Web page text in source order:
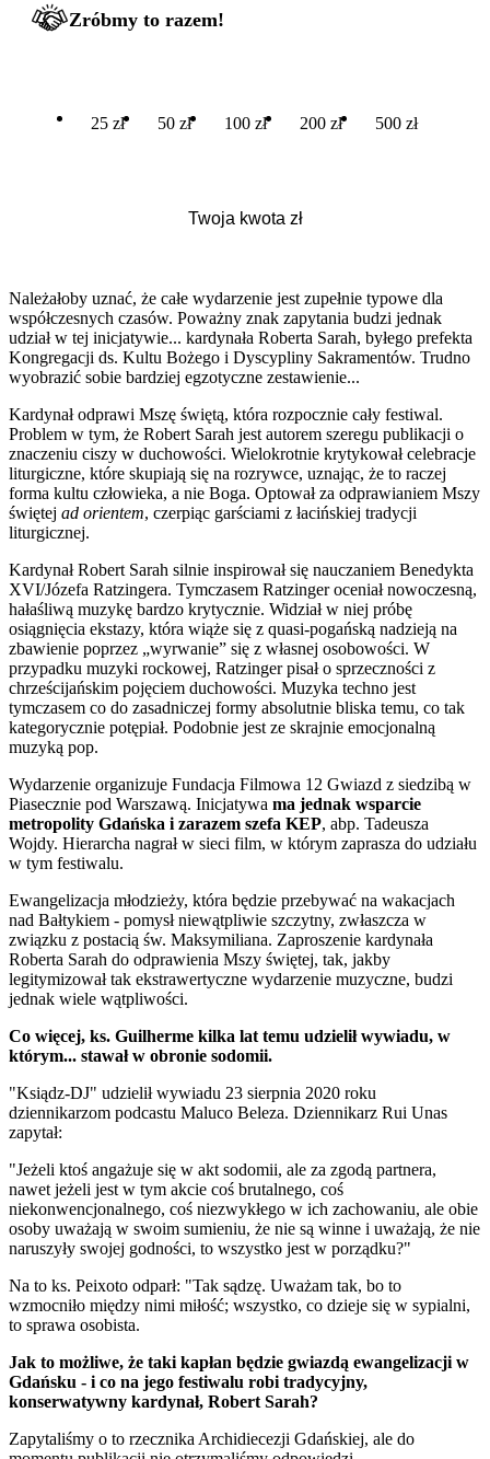
Zróbmy to razem!
25 zł 50 zł 100 zł 200 zł 500 zł
Należałoby uznać, że całe wydarzenie jest zupełnie typowe dla
współczesnych czasów. Poważny znak zapytania budzi jednak
udział w tej inicjatywie... kardynała Roberta Sarah, byłego prefekta
Kongregacji ds. Kultu Bożego i Dyscypliny Sakramentów. Trudno
wyobrazić sobie bardziej egzotyczne zestawienie...
Kardynał odprawi Mszę świętą, która rozpocznie cały festiwal.
Problem w tym, że Robert Sarah jest autorem szeregu publikacji o
znaczeniu ciszy w duchowości. Wielokrotnie krytykował celebracje
liturgiczne, które skupiają się na rozrywce, uznając, że to raczej
forma kultu człowieka, a nie Boga. Optował za odprawianiem Mszy
świętej ad orientem, czerpiąc garściami z łacińskiej tradycji
liturgicznej.
Kardynał Robert Sarah silnie inspirował się nauczaniem Benedykta
XVI/Józefa Ratzingera. Tymczasem Ratzinger oceniał nowoczesną,
hałaśliwą muzykę bardzo krytycznie. Widział w niej próbę
osiągnięcia ekstazy, która wiąże się z quasi-pogańską nadzieją na
zbawienie poprzez „wyrwanie” się z własnej osobowości. W
przypadku muzyki rockowej, Ratzinger pisał o sprzeczności z
chrześcijańskim pojęciem duchowości. Muzyka techno jest
tymczasem co do zasadniczej formy absolutnie bliska temu, co tak
kategorycznie potępiał. Podobnie jest ze skrajnie emocjonalną
muzyką pop.
Wydarzenie organizuje Fundacja Filmowa 12 Gwiazd z siedzibą w
Piasecznie pod Warszawą. Inicjatywa ma jednak wsparcie
metropolity Gdańska i zarazem szefa KEP, abp. Tadeusza
Wojdy. Hierarcha nagrał w sieci film, w którym zaprasza do udziału
w tym festiwalu.
Ewangelizacja młodzieży, która będzie przebywać na wakacjach
nad Bałtykiem - pomysł niewątpliwie szczytny, zwłaszcza w
związku z postacią św. Maksymiliana. Zaproszenie kardynała
Roberta Sarah do odprawienia Mszy świętej, tak, jakby
legitymizował tak ekstrawertyczne wydarzenie muzyczne, budzi
jednak wiele wątpliwości.
Co więcej, ks. Guilherme kilka lat temu udzielił wywiadu, w
którym... stawał w obronie sodomii.
"Ksiądz-DJ" udzielił wywiadu 23 sierpnia 2020 roku
dziennikarzom podcastu Maluco Beleza. Dziennikarz Rui Unas
zapytał:
"Jeżeli ktoś angażuje się w akt sodomii, ale za zgodą partnera,
nawet jeżeli jest w tym akcie coś brutalnego, coś
niekonwencjonalnego, coś niezwykłego w ich zachowaniu, ale obie
osoby uważają w swoim sumieniu, że nie są winne i uważają, że nie
naruszyły swojej godności, to wszystko jest w porządku?"
Na to ks. Peixoto odparł: "Tak sądzę. Uważam tak, bo to
wzmocniło między nimi miłość; wszystko, co dzieje się w sypialni,
to sprawa osobista.
Jak to możliwe, że taki kapłan będzie gwiazdą ewangelizacji w
Gdańsku - i co na jego festiwalu robi tradycyjny,
konserwatywny kardynał, Robert Sarah?
Zapytaliśmy o to rzecznika Archidiecezji Gdańskiej, ale do